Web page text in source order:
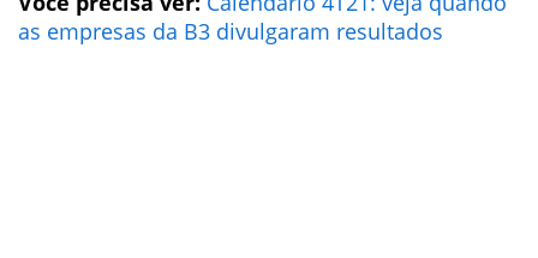
as empresas da B3 divulgaram resultados